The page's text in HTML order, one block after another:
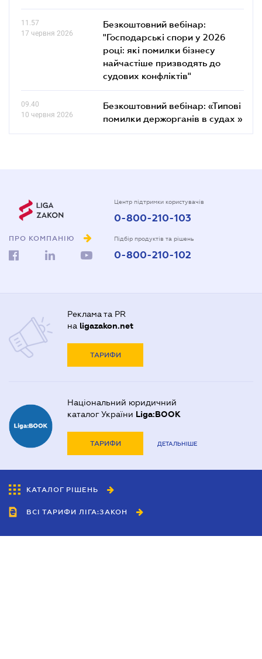
11.57
17 червня 2026
Безкоштовний вебінар:
"Господарські спори у 2026
році: які помилки бізнесу
найчастіше призводять до
судових конфліктів"
09.40
10 червня 2026
Безкоштовний вебінар: «Типові
помилки держорганів в судах »
ПРО КОМПАНІЮ
Центр підтримки користувачів
0-800-210-103
Підбір продуктів та рішень
0-800-210-102
Реклама та PR
на ligazakon.net
ТАРИФИ
Національний юридичний
каталог України Liga:BOOK
ТАРИФИ ДЕТАЛЬНІШЕ
КАТАЛОГ РІШЕНЬ
ВСІ ТАРИФИ ЛІГА:ЗАКОН